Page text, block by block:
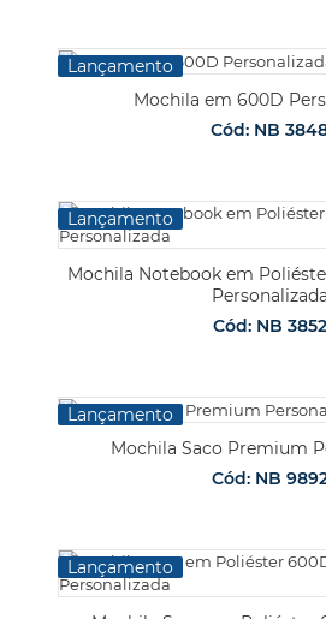
Lançamento
Mochila em 600D
Cód: NB
Lançamento
Mochila Notebook em
Personalizada
Cód: NB 3852
Lançamento
Mochila Saco Premium
Cód: NB
Lançamento